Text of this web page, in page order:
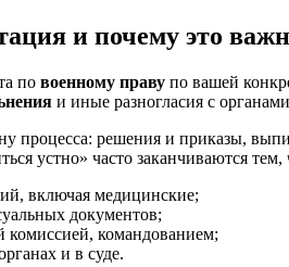
и почему это
по военному праву по вашей
и иные разногласия с
процесса: решения и приказы,
устно» часто заканчиваются тем,
включая медицинские;
документов;
комиссией, командованием;
и в суде.